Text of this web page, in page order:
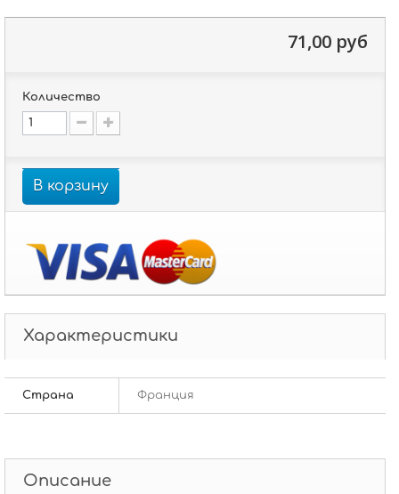
71,00 руб
Количество
В корзину
Характеристики
Страна Франция
Описание